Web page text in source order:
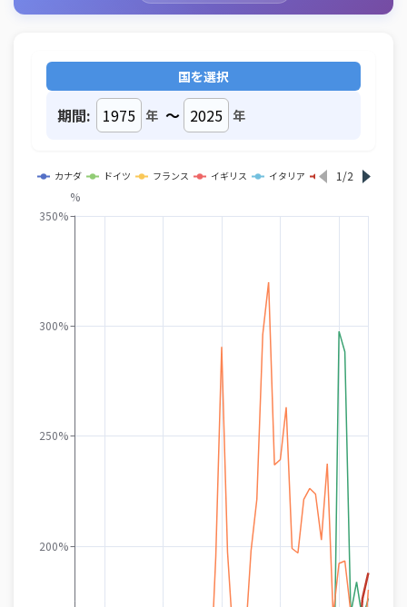
国を選択
期間: 年 ～ 年